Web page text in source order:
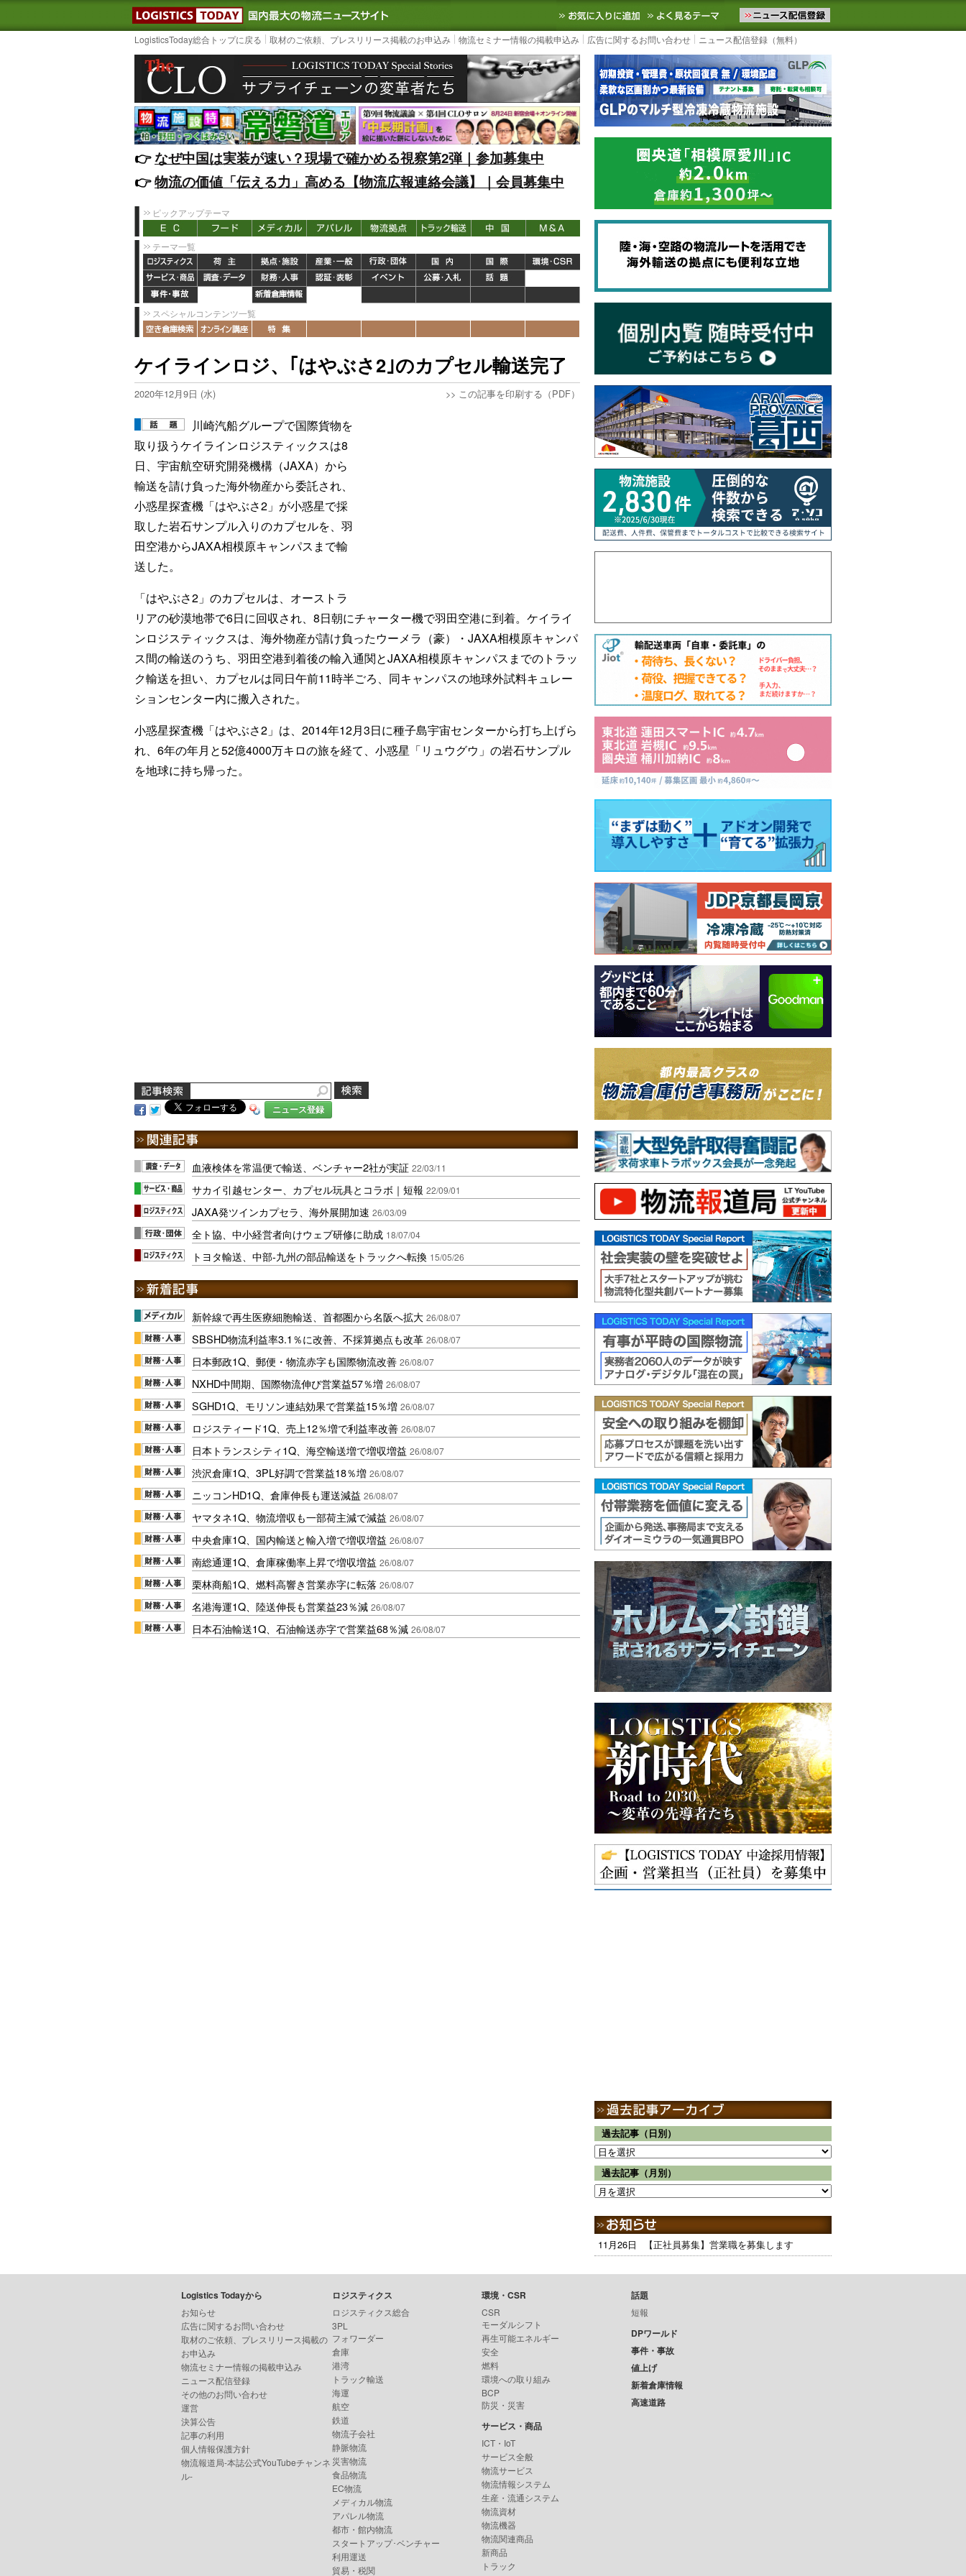
LOGISTICS TODAY｜国内最大の物流ニュースサイト3PL, SCMなど国内外の最新の物流ニュースをお届けします。物流ニュースメール配信を登録す
お気に入りに追加 よく見るテーマ
LogisticsToday総合トップに戻る 取材のご依頼、プレスリリース掲載のお申込み 物流セミナー情報の掲載申込み 広告に関するお問い合わせ ニュース配信登録（無料）
👉️なぜ中国は実装が速い？現場で確かめる視察第2弾｜参加募集中
👉️物流の価値「伝える力」高める【物流広報連絡会議】｜会員募集中
ピックアップテーマ
テーマ一覧
スペシャルコンテンツ一覧
ケイラインロジ、｢はやぶさ2｣のカプセル輸送完了
2020年12月9日 (水) >> この記事を印刷する（PDF）
川崎汽船グループで国際貨物を
取り扱うケイラインロジスティックスは8
日、宇宙航空研究開発機構（JAXA）から
輸送を請け負った海外物産から委託され、
小惑星探査機「はやぶさ2」が小惑星で採
取した岩石サンプル入りのカプセルを、羽
田空港からJAXA相模原キャンパスまで輸
送した。
「はやぶさ2」のカプセルは、オーストラ
リアの砂漠地帯で6日に回収され、8日朝にチャーター機で羽田空港に到着。ケイライ
ンロジスティックスは、海外物産が請け負ったウーメラ（豪）・JAXA相模原キャンパ
ス間の輸送のうち、羽田空港到着後の輸入通関とJAXA相模原キャンパスまでのトラッ
ク輸送を担い、カプセルは同日午前11時半ごろ、同キャンパスの地球外試料キュレー
ションセンター内に搬入された。
小惑星探査機「はやぶさ2」は、2014年12月3日に種子島宇宙センターから打ち上げら
れ、6年の年月と52億4000万キロの旅を経て、小惑星「リュウグウ」の岩石サンプル
を地球に持ち帰った。
ニュース登録
血液検体を常温便で輸送、ベンチャー2社が実証 22/03/11
サカイ引越センター、カプセル玩具とコラボ｜短報 22/09/01
JAXA発ツインカプセラ、海外展開加速 26/03/09
全ト協、中小経営者向けウェブ研修に助成 18/07/04
トヨタ輸送、中部-九州の部品輸送をトラックへ転換 15/05/26
新幹線で再生医療細胞輸送、首都圏から名阪へ拡大 26/08/07
SBSHD物流利益率3.1％に改善、不採算拠点も改革 26/08/07
日本郵政1Q、郵便・物流赤字も国際物流改善 26/08/07
NXHD中間期、国際物流伸び営業益57％増 26/08/07
SGHD1Q、モリソン連結効果で営業益15％増 26/08/07
ロジスティード1Q、売上12％増で利益率改善 26/08/07
日本トランスシティ1Q、海空輸送増で増収増益 26/08/07
渋沢倉庫1Q、3PL好調で営業益18％増 26/08/07
ニッコンHD1Q、倉庫伸長も運送減益 26/08/07
ヤマタネ1Q、物流増収も一部荷主減で減益 26/08/07
中央倉庫1Q、国内輸送と輸入増で増収増益 26/08/07
南総通運1Q、倉庫稼働率上昇で増収増益 26/08/07
栗林商船1Q、燃料高響き営業赤字に転落 26/08/07
名港海運1Q、陸送伸長も営業益23％減 26/08/07
日本石油輸送1Q、石油輸送赤字で営業益68％減 26/08/07
過去記事（日別）
過去記事（月別）
11月26日 【正社員募集】営業職を募集します
Logistics Todayから
お知らせ
広告に関するお問い合わせ
取材のご依頼、プレスリリース掲載の
お申込み
物流セミナー情報の掲載申込み
ニュース配信登録
その他のお問い合わせ
運営
決算公告
記事の利用
個人情報保護方針
物流報道局-本誌公式YouTubeチャンネ
ル-
ロジスティクス
ロジスティクス総合
3PL
フォワーダー
倉庫
港湾
トラック輸送
海運
航空
鉄道
物流子会社
静脈物流
災害物流
食品物流
EC物流
メディカル物流
アパレル物流
都市・館内物流
スタートアップ･ベンチャー
利用運送
貿易・税関
環境・CSR
CSR
モーダルシフト
再生可能エネルギー
安全
燃料
環境への取り組み
BCP
防災・災害
サービス・商品
ICT・IoT
サービス全般
物流サービス
物流情報システム
生産・流通システム
物流資材
物流機器
物流関連商品
新商品
トラック
話題
短報
DPワールド
事件・事故
値上げ
新着倉庫情報
高速道路